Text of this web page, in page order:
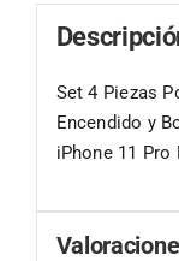
Set 4 Piezas
Encendido y
iPhone 11 Pro